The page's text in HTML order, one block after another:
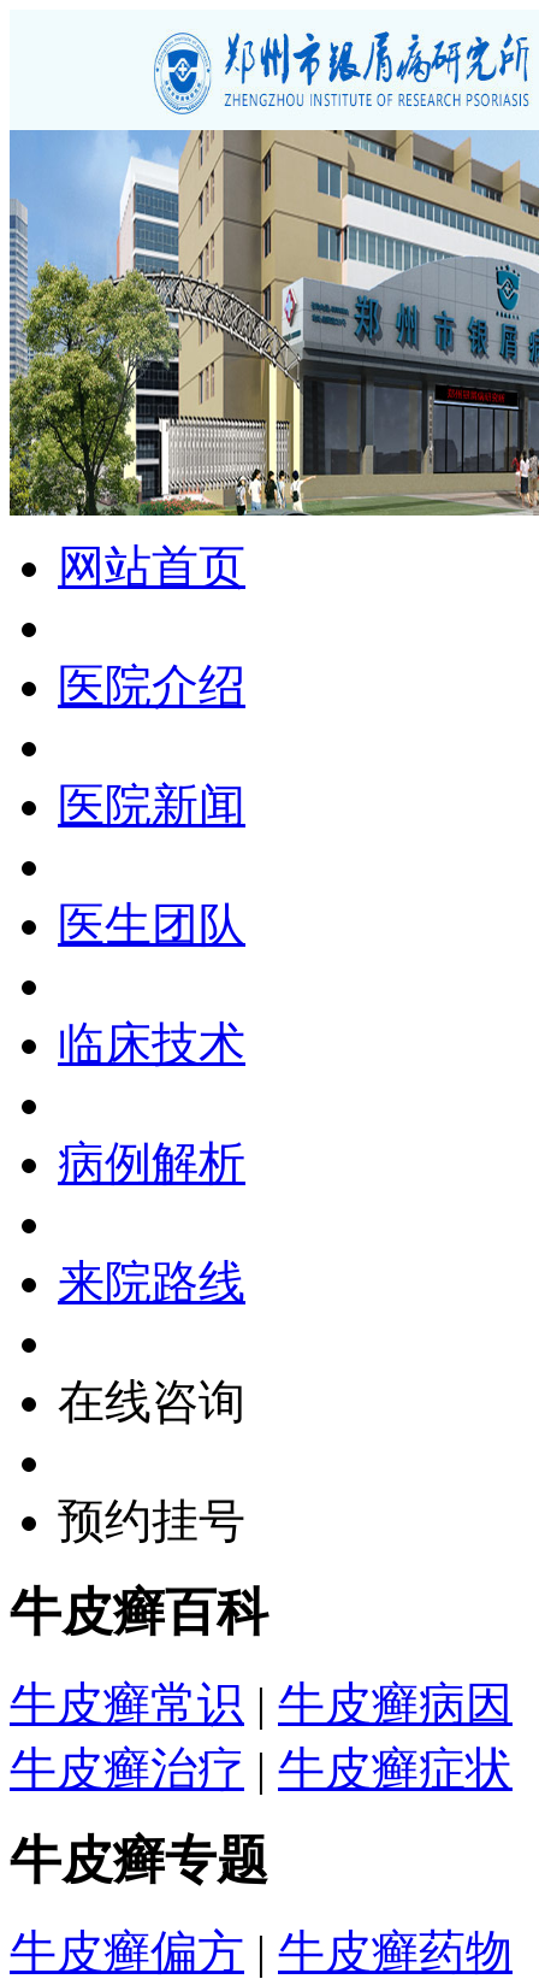
网站首页
医院介绍
医院新闻
医生团队
临床技术
病例解析
来院路线
在线咨询
预约挂号
牛皮癣百科
牛皮癣常识 | 牛皮癣病因
牛皮癣治疗 | 牛皮癣症状
牛皮癣专题
牛皮癣偏方 | 牛皮癣药物